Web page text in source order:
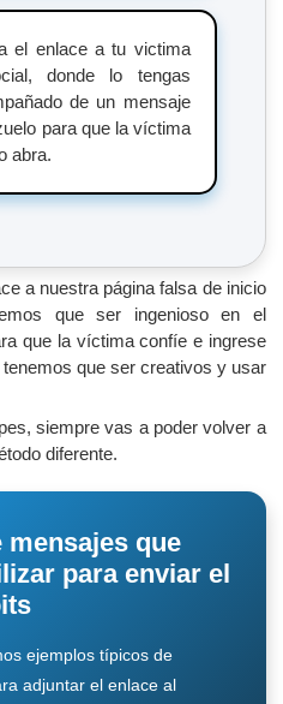
el enlace a tu victima
donde lo tengas
de un mensaje
para que la víctima
abra.
a nuestra página falsa de inicio
que ser ingenioso en el
que la víctima confíe e ingrese
que ser creativos y usar
siempre vas a poder volver a
diferente.
mensajes que
para enviar el
ejemplos típicos de
adjuntar el enlace al